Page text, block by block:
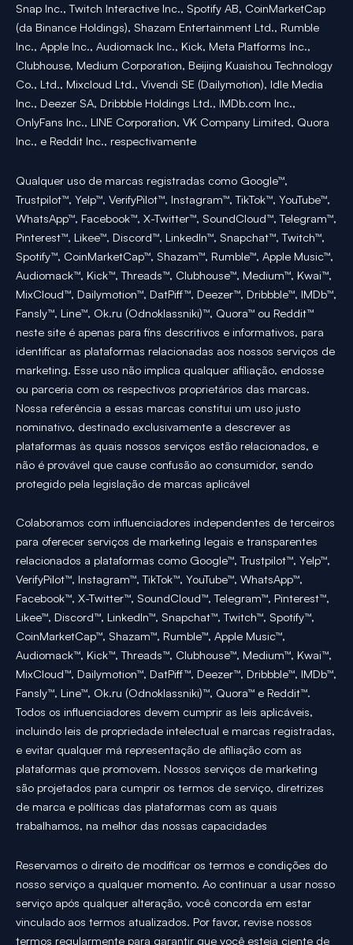
Snap Inc., Twitch Interactive Inc., Spotify AB, CoinMarketCap
(da Binance Holdings), Shazam Entertainment Ltd., Rumble
Inc., Apple Inc., Audiomack Inc., Kick, Meta Platforms Inc.,
Clubhouse, Medium Corporation, Beijing Kuaishou Technology
Co., Ltd., Mixcloud Ltd., Vivendi SE (Dailymotion), Idle Media
Inc., Deezer SA, Dribbble Holdings Ltd., IMDb.com Inc.,
OnlyFans Inc., LINE Corporation, VK Company Limited, Quora
Inc., e Reddit Inc., respectivamente
Qualquer uso de marcas registradas como Google™,
Trustpilot™, Yelp™, VerifyPilot™, Instagram™, TikTok™, YouTube™,
WhatsApp™, Facebook™, X-Twitter™, SoundCloud™, Telegram™,
Pinterest™, Likee™, Discord™, LinkedIn™, Snapchat™, Twitch™,
Spotify™, CoinMarketCap™, Shazam™, Rumble™, Apple Music™,
Audiomack™, Kick™, Threads™, Clubhouse™, Medium™, Kwai™,
MixCloud™, Dailymotion™, DatPiff™, Deezer™, Dribbble™, IMDb™,
Fansly™, Line™, Ok.ru (Odnoklassniki)™, Quora™ ou Reddit™
neste site é apenas para fins descritivos e informativos, para
identificar as plataformas relacionadas aos nossos serviços de
marketing. Esse uso não implica qualquer afiliação, endosse
ou parceria com os respectivos proprietários das marcas.
Nossa referência a essas marcas constitui um uso justo
nominativo, destinado exclusivamente a descrever as
plataformas às quais nossos serviços estão relacionados, e
não é provável que cause confusão ao consumidor, sendo
protegido pela legislação de marcas aplicável
Colaboramos com influenciadores independentes de terceiros
para oferecer serviços de marketing legais e transparentes
relacionados a plataformas como Google™, Trustpilot™, Yelp™,
VerifyPilot™, Instagram™, TikTok™, YouTube™, WhatsApp™,
Facebook™, X-Twitter™, SoundCloud™, Telegram™, Pinterest™,
Likee™, Discord™, LinkedIn™, Snapchat™, Twitch™, Spotify™,
CoinMarketCap™, Shazam™, Rumble™, Apple Music™,
Audiomack™, Kick™, Threads™, Clubhouse™, Medium™, Kwai™,
MixCloud™, Dailymotion™, DatPiff™, Deezer™, Dribbble™, IMDb™,
Fansly™, Line™, Ok.ru (Odnoklassniki)™, Quora™ e Reddit™.
Todos os influenciadores devem cumprir as leis aplicáveis,
incluindo leis de propriedade intelectual e marcas registradas,
e evitar qualquer má representação de afiliação com as
plataformas que promovem. Nossos serviços de marketing
são projetados para cumprir os termos de serviço, diretrizes
de marca e políticas das plataformas com as quais
trabalhamos, na melhor das nossas capacidades
Reservamos o direito de modificar os termos e condições do
nosso serviço a qualquer momento. Ao continuar a usar nosso
serviço após qualquer alteração, você concorda em estar
vinculado aos termos atualizados. Por favor, revise nossos
termos regularmente para garantir que você esteja ciente de